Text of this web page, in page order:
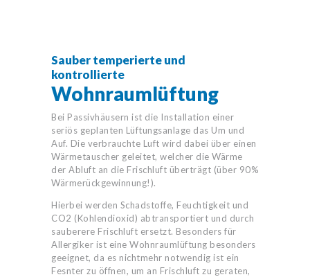
Sauber temperierte und
kontrollierte
Wohnraumlüftung
Bei Passivhäusern ist die Installation einer
seriös geplanten Lüftungsanlage das Um und
Auf. Die verbrauchte Luft wird dabei über einen
Wärmetauscher geleitet, welcher die Wärme
der Abluft an die Frischluft überträgt (über 90%
Wärmerückgewinnung!).
Hierbei werden Schadstoffe, Feuchtigkeit und
CO2 (Kohlendioxid) abtransportiert und durch
sauberere Frischluft ersetzt. Besonders für
Allergiker ist eine Wohnraumlüftung besonders
geeignet, da es nichtmehr notwendig ist ein
Fesnter zu öffnen, um an Frischluft zu geraten,